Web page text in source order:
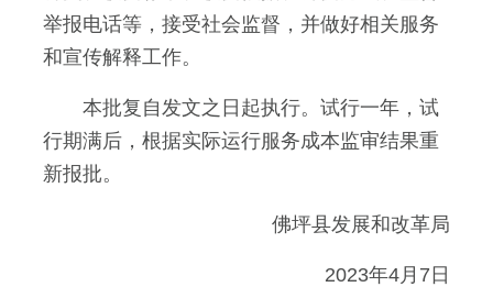
举报电话等，接受社会监督，并做好相关服务
和宣传解释工作。
本批复自发文之日起执行。试行一年，试
行期满后，根据实际运行服务成本监审结果重
新报批。
佛坪县发展和改革局
2023年4月7日